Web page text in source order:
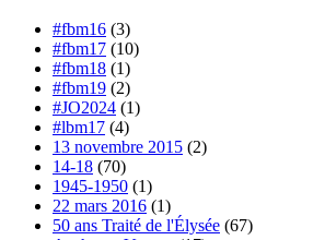
#fbm16 (3)
#fbm17 (10)
#fbm18 (1)
#fbm19 (2)
#JO2024 (1)
#lbm17 (4)
13 novembre 2015 (2)
14-18 (70)
1945-1950 (1)
22 mars 2016 (1)
50 ans Traité de l'Élysée (67)